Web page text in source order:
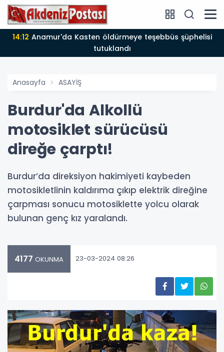
14:12
tutuklandı
Anasayfa ASAYİŞ
Burdur'da Alkollü
motosiklet sürücüsü
direğe çarptı!
Burdur’da direksiyon hakimiyeti kaybeden
motosikletlinin kaldırıma çıkıp elektrik direğine
çarpması sonucu motosiklette yolcu olarak
bulunan genç kız yaralandı.
4177 OKUNMA 23-03-2024 08:26